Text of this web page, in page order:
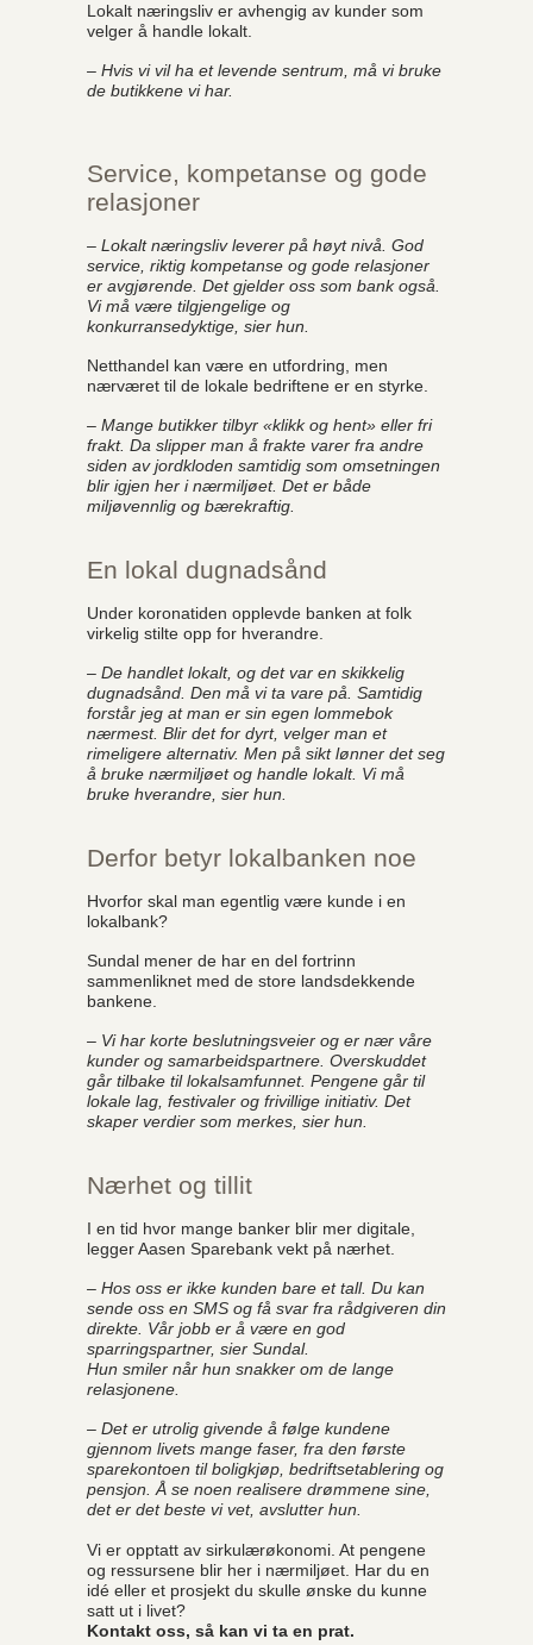
Lokalt næringsliv er avhengig av kunder som
velger å handle lokalt.
– Hvis vi vil ha et levende sentrum, må vi bruke
de butikkene vi har.
Service, kompetanse og gode
relasjoner
– Lokalt næringsliv leverer på høyt nivå. God
service, riktig kompetanse og gode relasjoner
er avgjørende. Det gjelder oss som bank også.
Vi må være tilgjengelige og
konkurransedyktige, sier hun.
Netthandel kan være en utfordring, men
nærværet til de lokale bedriftene er en styrke.
– Mange butikker tilbyr «klikk og hent» eller fri
frakt. Da slipper man å frakte varer fra andre
siden av jordkloden samtidig som omsetningen
blir igjen her i nærmiljøet. Det er både
miljøvennlig og bærekraftig.
En lokal dugnadsånd
Under koronatiden opplevde banken at folk
virkelig stilte opp for hverandre.
– De handlet lokalt, og det var en skikkelig
dugnadsånd. Den må vi ta vare på. Samtidig
forstår jeg at man er sin egen lommebok
nærmest. Blir det for dyrt, velger man et
rimeligere alternativ. Men på sikt lønner det seg
å bruke nærmiljøet og handle lokalt. Vi må
bruke hverandre, sier hun.
Derfor betyr lokalbanken noe
Hvorfor skal man egentlig være kunde i en
lokalbank?
Sundal mener de har en del fortrinn
sammenliknet med de store landsdekkende
bankene.
– Vi har korte beslutningsveier og er nær våre
kunder og samarbeidspartnere. Overskuddet
går tilbake til lokalsamfunnet. Pengene går til
lokale lag, festivaler og frivillige initiativ. Det
skaper verdier som merkes, sier hun.
Nærhet og tillit
I en tid hvor mange banker blir mer digitale,
legger Aasen Sparebank vekt på nærhet.
– Hos oss er ikke kunden bare et tall. Du kan
sende oss en SMS og få svar fra rådgiveren din
direkte. Vår jobb er å være en god
sparringspartner, sier Sundal.
Hun smiler når hun snakker om de lange
relasjonene.
– Det er utrolig givende å følge kundene
gjennom livets mange faser, fra den første
sparekontoen til boligkjøp, bedriftsetablering og
pensjon. Å se noen realisere drømmene sine,
det er det beste vi vet, avslutter hun.
Vi er opptatt av sirkulærøkonomi. At pengene
og ressursene blir her i nærmiljøet. Har du en
idé eller et prosjekt du skulle ønske du kunne
satt ut i livet?
Kontakt oss, så kan vi ta en prat.